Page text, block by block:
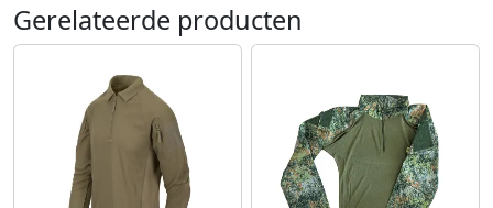
Gerelateerde producten